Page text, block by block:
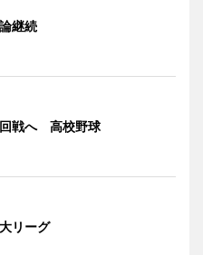
継続
戦へ 高校野球
リーグ